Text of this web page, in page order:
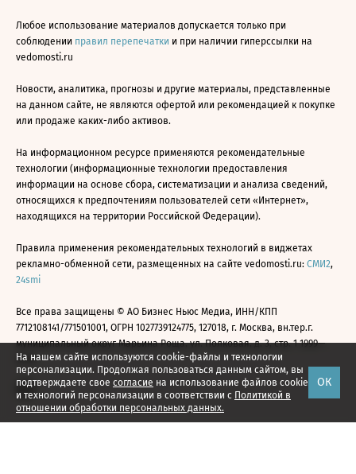
На нашем сайте используются cookie-файлы и технологии
персонализации. Продолжая пользоваться данным сайтом, вы
подтверждаете свое согласие на использование файлов cookie
и технологий персонализации в соответствии с Политикой в
отношении обработки персональных данных.
ОК
Любое использование материалов допускается только при
соблюдении правил перепечатки и при наличии гиперссылки на
vedomosti.ru
Новости, аналитика, прогнозы и другие материалы, представленные
на данном сайте, не являются офертой или рекомендацией к покупке
или продаже каких-либо активов.
На информационном ресурсе применяются рекомендательные
технологии (информационные технологии предоставления
информации на основе сбора, систематизации и анализа сведений,
относящихся к предпочтениям пользователей сети «Интернет»,
находящихся на территории Российской Федерации).
Правила применения рекомендательных технологий в виджетах
рекламно-обменной сети, размещенных на сайте vedomosti.ru: СМИ2,
24smi
Все права защищены © АО Бизнес Ньюс Медиа, ИНН/КПП
7712108141/771501001, ОГРН 1027739124775, 127018, г. Москва, вн.тер.г.
муниципальный округ Марьина Роща, ул. Полковая, д. 3, стр. 1 1999—
2026